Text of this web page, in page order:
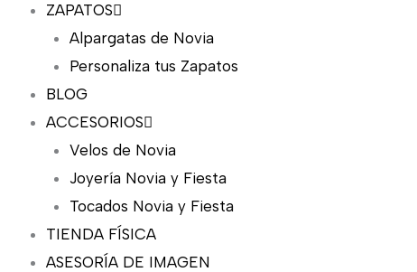
ZAPATOS
Alpargatas de Novia
Personaliza tus Zapatos
BLOG
ACCESORIOS
Velos de Novia
Joyería Novia y Fiesta
Tocados Novia y Fiesta
TIENDA FÍSICA
ASESORÍA DE IMAGEN